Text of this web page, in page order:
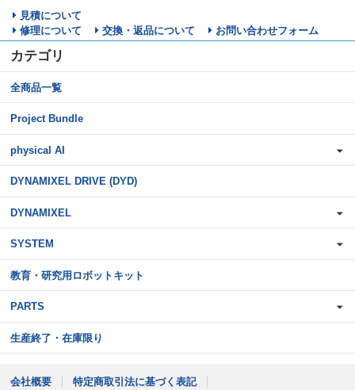
見積について
修理について
交換・返品について お問い合わせフォーム
カテゴリ
全商品一覧
Project Bundle
physical AI
DYNAMIXEL DRIVE (DYD)
DYNAMIXEL
SYSTEM
教育・研究用ロボットキット
PARTS
生産終了・在庫限り
会社概要 特定商取引法に基づく表記